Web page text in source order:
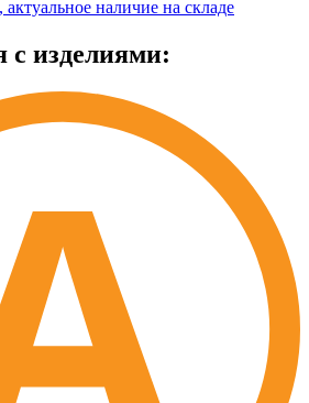
наличие на складе
с изделиями: